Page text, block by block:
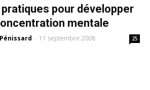
pour développer
mentale
- 11 septembre 2008 25